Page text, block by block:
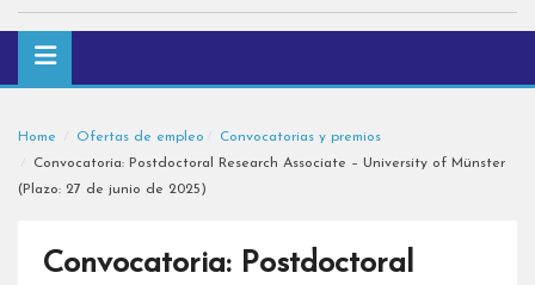
Home Ofertas de empleo
Convocatorias y premios
Convocatoria: Postdoctoral Research Associate – University of Münster
(Plazo: 27 de junio de 2025)
Convocatoria: Postdoctoral